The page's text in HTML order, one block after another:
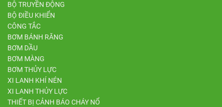
BỘ TRUYỀN ĐỘNG
BỘ ĐIỀU KHIỂN
CÔNG TẮC
BƠM BÁNH RĂNG
BƠM DẦU
BƠM MÀNG
BƠM THỦY LỰC
XI LANH KHÍ NÉN
XI LANH THỦY LỰC
THIẾT BỊ CẢNH BÁO CHÁY NỔ